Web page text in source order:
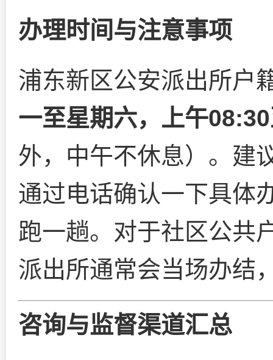
办理时间与注意事项
浦东新区公安派出所户
一至星期六，上午
外，中午不休息）。建
通过电话确认一下具体
跑一趟。对于社区公共
派出所通常会当场办结
咨询与监督渠道汇总